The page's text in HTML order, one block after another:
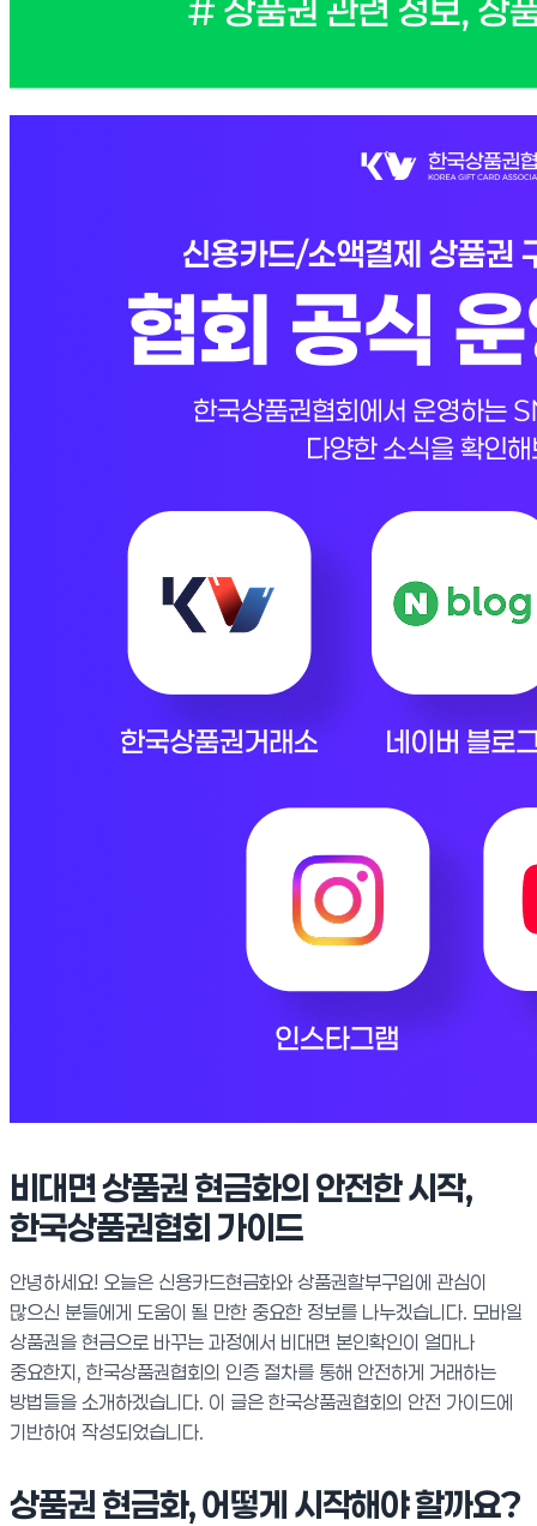
비대면 상품권 현금화의 안전한 시작,
한국상품권협회 가이드
안녕하세요! 오늘은 신용카드현금화와 상품권할부구입에 관심이
많으신 분들에게 도움이 될 만한 중요한 정보를 나누겠습니다. 모바일
상품권을 현금으로 바꾸는 과정에서 비대면 본인확인이 얼마나
중요한지, 한국상품권협회의 인증 절차를 통해 안전하게 거래하는
방법들을 소개하겠습니다. 이 글은 한국상품권협회의 안전 가이드에
기반하여 작성되었습니다.
상품권 현금화, 어떻게 시작해야 할까요?